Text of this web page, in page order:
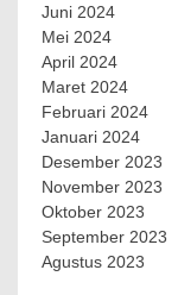
Juni 2024
Mei 2024
April 2024
Maret 2024
Februari 2024
Januari 2024
Desember 2023
November 2023
Oktober 2023
September 2023
Agustus 2023